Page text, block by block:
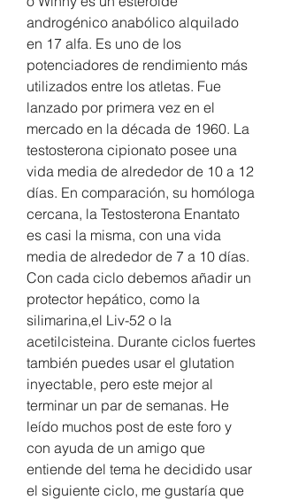
androgénico anabólico alquilado
en 17 alfa. Es uno de los
potenciadores de rendimiento más
utilizados entre los atletas. Fue
lanzado por primera vez en el
mercado en la década de 1960. La
testosterona cipionato posee una
vida media de alrededor de 10 a 12
días. En comparación, su homóloga
cercana, la Testosterona Enantato
es casi la misma, con una vida
media de alrededor de 7 a 10 días.
Con cada ciclo debemos añadir un
protector hepático, como la
silimarina,el Liv-52 o la
acetilcisteina. Durante ciclos fuertes
también puedes usar el glutation
inyectable, pero este mejor al
terminar un par de semanas. He
leído muchos post de este foro y
con ayuda de un amigo que
entiende del tema he decidido usar
el siguiente ciclo, me gustaría que